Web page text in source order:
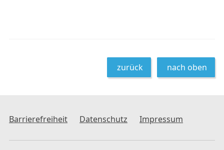
zurück nach oben
Barrierefreiheit Datenschutz Impressum